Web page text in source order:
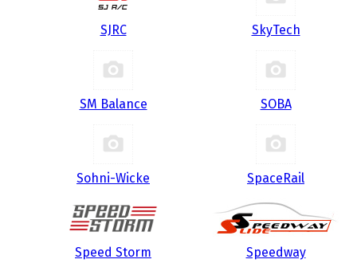
SJRC SkyTech
SM Balance SOBA
Sohni-Wicke SpaceRail
Speed Storm Speedway